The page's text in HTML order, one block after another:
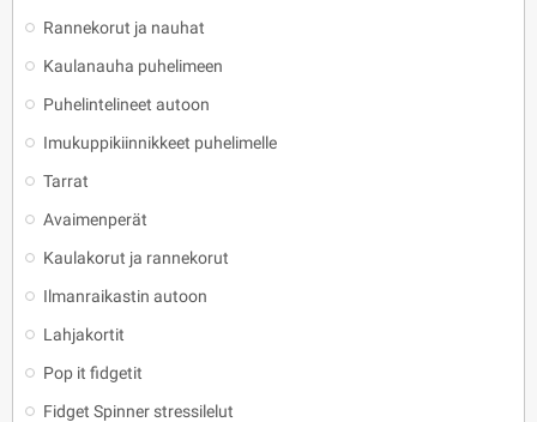
Rannekorut ja nauhat
Kaulanauha puhelimeen
Puhelintelineet autoon
Imukuppikiinnikkeet puhelimelle
Tarrat
Avaimenperät
Kaulakorut ja rannekorut
Ilmanraikastin autoon
Lahjakortit
Pop it fidgetit
Fidget Spinner stressilelut